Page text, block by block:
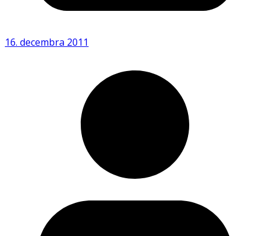
16. decembra 2011